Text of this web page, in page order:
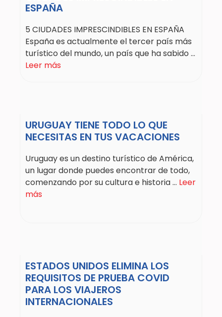
ESPAÑA
5 CIUDADES IMPRESCINDIBLES EN ESPAÑA
España es actualmente el tercer país más
turístico del mundo, un país que ha sabido ...
Leer más
URUGUAY TIENE TODO LO QUE
NECESITAS EN TUS VACACIONES
Uruguay es un destino turístico de América,
un lugar donde puedes encontrar de todo,
comenzando por su cultura e historia ... Leer
más
ESTADOS UNIDOS ELIMINA LOS
REQUISITOS DE PRUEBA COVID
PARA LOS VIAJEROS
INTERNACIONALES